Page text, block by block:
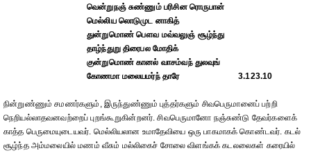
வென்றுநஞ் சுண்ணும் பரிசின ரொருபான்
மெல்லிய லொடுமுட னாகித்
துன்றுமொண் பௌவ மவ்வலுஞ் சூழ்ந்து
தாழ்ந்துறு திரைபல மோதிக்
குன்றுமொண் கானல் வாசம்வந் துலவுங்
கோணமா மலையமர்ந் தாரே
3.123.10
நின்றுண்ணும் சமணர்களும், இருந்துண்ணும் புத்தர்களும் சிவபெருமானைப் பற்றி
நெறியல்லாதவனவற்றைப் புறங்கூறுகின்றனர். சிவபெருமானோ நஞ்சுண்டு தேவர்களைக்
காத்த பெருமையுடையவர். மெல்லியலான உமாதேவியை ஒரு பாகமாகக் கொண்டவர். கடல்
சூழ்ந்த அம்மலையில் மணம் வீசும் மல்லிகைச் சோலை விளங்கக் கடலலைகள் கரையில்